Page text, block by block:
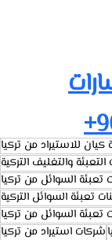
للاستيراد من تركيا
التعبئة والتغليف التركية
تعبئة السوائل من تركيا
تعبئة السوائل التركية
تعبئة السوائل من تركيا
شركات استيراد من تركيا